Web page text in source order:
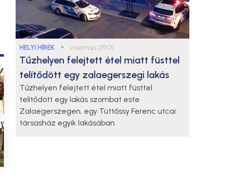
HELYI HÍREK ● vasárnap, 09:09
Tűzhelyen felejtett étel miatt füsttel
telítődött egy zalaegerszegi lakás
Tűzhelyen felejtett étel miatt füsttel
telítődött egy lakás szombat este
Zalaegerszegen, egy Tüttőssy Ferenc utcai
társasház egyik lakásában.